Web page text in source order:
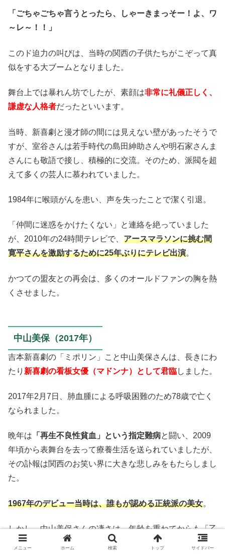
「ごちゃごちゃ言うとったら、しゃーきまっそー！よ、ワ
～レ～！！」
このド迫力の叫びは、当時の関西の子供たちがこぞって真
似をする大ブームとなりました。
舞台上では暴れん坊でしたが、素顔は非常に礼儀正しく、
謙虚な人格者だったといいます。
当時、新喜劇と漫才師の間には見えない壁があったそうで
すが、室谷さんは若手時代の島田紳助さんや明石家さんま
さんにも敬語で接し、積極的に交流。そのため、派閥を超
えて多くの芸人に慕われていました。
1984年に喉頭がんを患い、声を失ったことで潔く引退。
「仲間に迷惑をかけたくない」と連絡を絶っていました
が、2010年の24時間テレビで、 アースマラソンに挑む間
寛平さんを激励するために25年ぶりにテレビ出演。
かつての盟友との再会は、多くのオールドファンの胸を熱
くさせました。
中山美保（2017年）
吉本新喜劇の「ミポリン」こと中山美保さんは、長きにわ
たり 新喜劇の看板女優（マドンナ）として君臨しました。
2017年2月7日、肺血腫による呼吸困難のため78歳で亡く
なられました。
晩年は 「再生不良性貧血」という指定難病と闘い、2009
年頃から表舞台を去って療養生活を送られていましたが、
その訃報は関西のお笑い界に大きな悲しみをもたらしまし
た。
1967年のデビュー当時は、誰もが認める正統派の美女。
しかし、中山美保さんの凄さは、年齢を重ねてからも「乙
女心」を忘れない芸風にありました。
メニュー ホーム 検索 トップ サイドバー